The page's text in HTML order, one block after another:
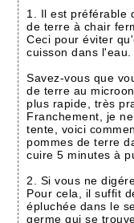
1. Il est préférable
de terre à chair
Ceci pour éviter
cuisson dans l'eau.
Savez-vous que
de terre au
plus rapide, très
Franchement, je
tente, voici
pommes de terre
cuire 5 minutes à
2. Si vous ne
Pour cela, il suffit
épluchée dans le
germe qui se